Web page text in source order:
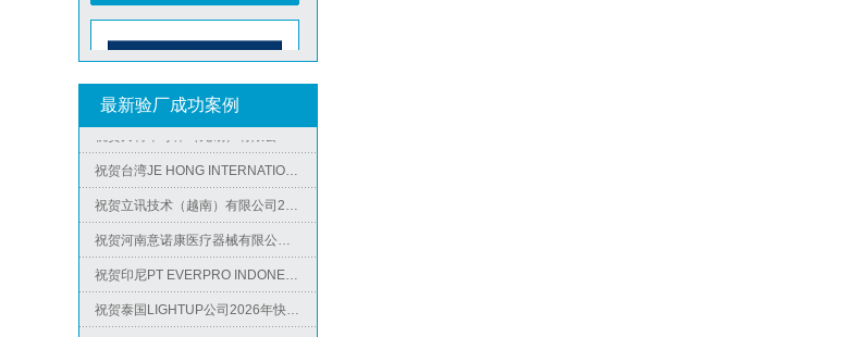
Metro麦德龙验厂
ICS验厂
最新验厂成功案例
祝贺越南达方电子科技有限责任公司2026年快速通过RBA-VAP审核并取得178分银牌
祝贺中山蓝晨科技股份有限公司2026年快速通过BSCI验厂-B级
祝贺台湾JE HONG INTERNATIONAL TEXTILE CO., LTD 2026年快速通过GRS认证
祝贺立讯技术（越南）有限公司2026年快速通过RBA-VAP认证审核，斩获金牌评级！
祝贺河南意诺康医疗器械有限公司2026年快速通过GMP认证
祝贺印尼PT EVERPRO INDONESIA TECHNOLOGIES公司2026年快速通过RBA-VAP审核
祝贺泰国LIGHTUP公司2026年快速通过SCAN验厂审核并取得99分
祝贺深圳景丰顺手袋有限公司2026年快速通过SGS-GRS认证